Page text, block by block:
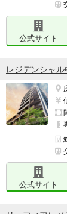
公式サイト
レジデンシャ
公式サイト